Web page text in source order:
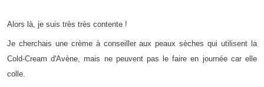
Alors là, je suis très très contente !
Je cherchais une crème à conseiller aux peaux sèches qui utilisent la
Cold-Cream d'Avène, mais ne peuvent pas le faire en journée car elle
colle.